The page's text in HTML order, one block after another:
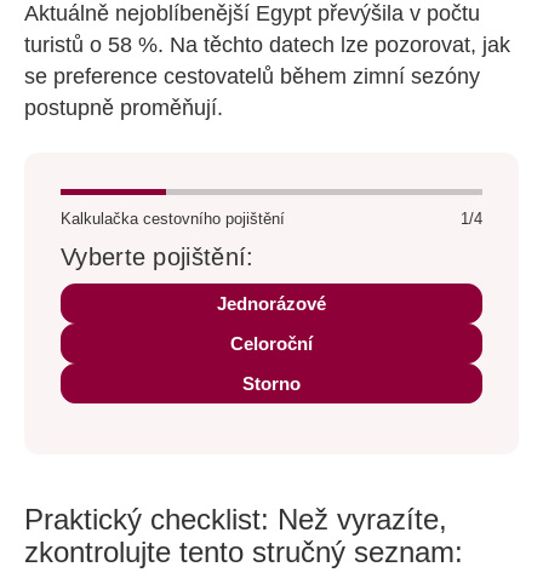
Aktuálně nejoblíbenější Egypt převýšila v počtu
turistů o 58 %. Na těchto datech lze pozorovat, jak
se preference cestovatelů během zimní sezóny
postupně proměňují.
Kalkulačka cestovního pojištění 1/4
Vyberte pojištění:
Jednorázové
Celoroční
Storno
Praktický checklist: Než vyrazíte,
zkontrolujte tento stručný seznam: